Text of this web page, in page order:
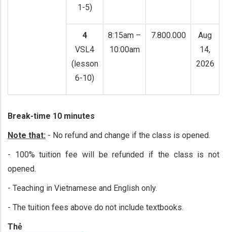
1-5)
4
VSL4
(lesson
6-10)
8:15am –
10:00am
7.800.000
Aug
14,
2026
Break-time 10 minutes
Note that: - No refund and change if the class is opened.
- 100% tuition fee will be refunded if the class is not
opened.
- Teaching in Vietnamese and English only.
- The tuition fees above do not include textbooks.
Thẻ